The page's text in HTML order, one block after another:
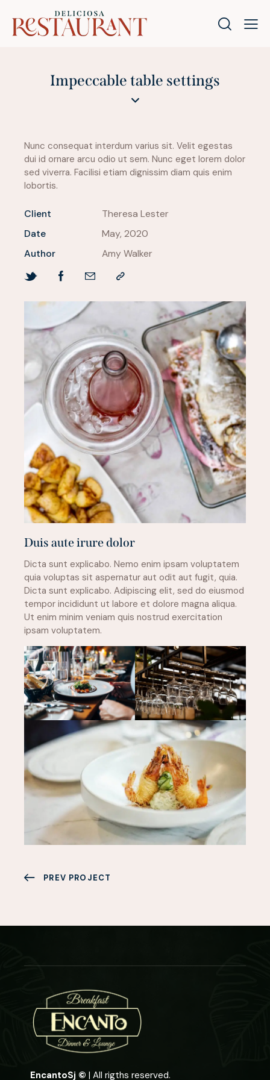
Impeccable table settings
Nunc consequat interdum varius sit. Velit egestas
dui id ornare arcu odio ut sem. Nunc eget lorem dolor
sed viverra. Facilisi etiam dignissim diam quis enim
lobortis.
Client
Theresa Lester
Date
May, 2020
Author
Amy Walker
Duis aute irure dolor
Dicta sunt explicabo. Nemo enim ipsam voluptatem
quia voluptas sit aspernatur aut odit aut fugit, quia.
Dicta sunt explicabo. Adipiscing elit, sed do eiusmod
tempor incididunt ut labore et dolore magna aliqua.
Ut enim minim veniam quis nostrud exercitation
ipsam voluptatem.
PREV PROJECT
EncantoSj © | All rigths reserved.